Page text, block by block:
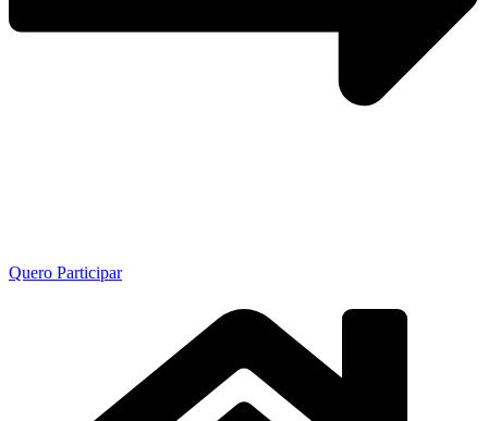
Quero Participar